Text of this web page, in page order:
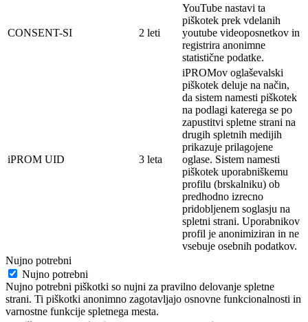
CONSENT-SI 2 leti
YouTube nastavi ta
piškotek prek vdelanih
youtube videoposnetkov in
registrira anonimne
statistične podatke.
iPROM UID 3 leta
iPROMov oglaševalski
piškotek deluje na način,
da sistem namesti piškotek
na podlagi katerega se po
zapustitvi spletne strani na
drugih spletnih medijih
prikazuje prilagojene
oglase. Sistem namesti
piškotek uporabniškemu
profilu (brskalniku) ob
predhodno izrecno
pridobljenem soglasju na
spletni strani. Uporabnikov
profil je anonimiziran in ne
vsebuje osebnih podatkov.
Nujno potrebni
Nujno potrebni
Nujno potrebni piškotki so nujni za pravilno delovanje spletne
strani. Ti piškotki anonimno zagotavljajo osnovne funkcionalnosti in
varnostne funkcije spletnega mesta.